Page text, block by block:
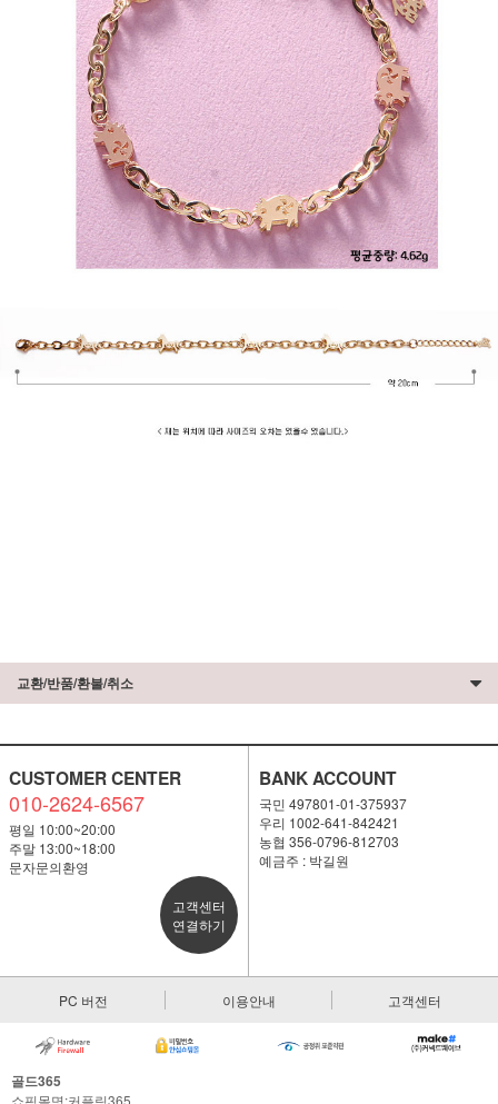
교환/반품/환불/취소
CUSTOMER CENTER
010-2624-6567
평일 10:00~20:00
주말 13:00~18:00
문자문의환영
고객센터
연결하기
BANK ACCOUNT
국민 497801-01-375937
우리 1002-641-842421
농협 356-0796-812703
예금주 : 박길원
PC 버전 이용안내 고객센터
골드365
쇼핑몰명:커플링365